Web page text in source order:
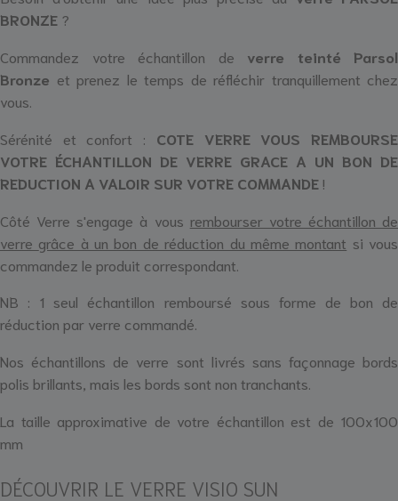
BRONZE ?
Commandez votre échantillon de verre teinté Parsol
Bronze et prenez le temps de réfléchir tranquillement chez
vous.
Sérénité et confort : COTE VERRE VOUS REMBOURSE
VOTRE ÉCHANTILLON DE VERRE GRACE A UN BON DE
REDUCTION A VALOIR SUR VOTRE COMMANDE !
Côté Verre s'engage à vous rembourser votre échantillon de
verre grâce à un bon de réduction du même montant si vous
commandez le produit correspondant.
NB : 1 seul échantillon remboursé sous forme de bon de
réduction par verre commandé.
Nos échantillons de verre sont livrés sans façonnage bords
polis brillants, mais les bords sont non tranchants.
La taille approximative de votre échantillon est de 100x100
mm
DÉCOUVRIR LE VERRE VISIO SUN